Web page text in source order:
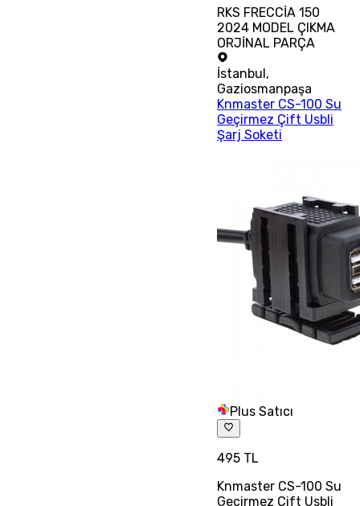
RKS FRECCİA 150
2024 MODEL ÇIKMA
ORJİNAL PARÇA
İstanbul ,
Gaziosmanpaşa
Knmaster CS-100 Su
Geçirmez Çift Usbli
Şarj Soketi
Plus Satıcı
495 TL
Knmaster CS-100 Su
Geçirmez Çift Usbli